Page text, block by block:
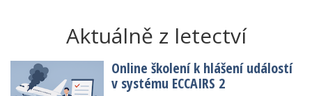
Aktuálně z letectví
Online školení k hlášení událostí
v systému ECCAIRS 2